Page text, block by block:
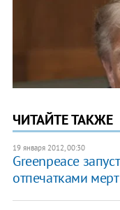
ЧИТАЙТЕ ТАКЖЕ
19 января 2012, 00:30
Greenpeace
отпечатками